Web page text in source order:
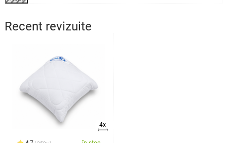
Recent revizuite
4x